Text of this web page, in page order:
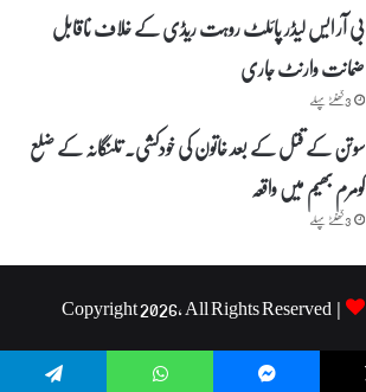
بی آر ایس لیڈر پائلٹ روہت ریڈی کے خلاف ناقابل
ضمانت وارنٹ جاری
3 گھنٹے پہلے
سوتن کے قتل کے بعد خاتون کی خودکشی۔ تلنگانہ کے ضلع
کومرم بھیم میں واقعہ
3 گھنٹے پہلے